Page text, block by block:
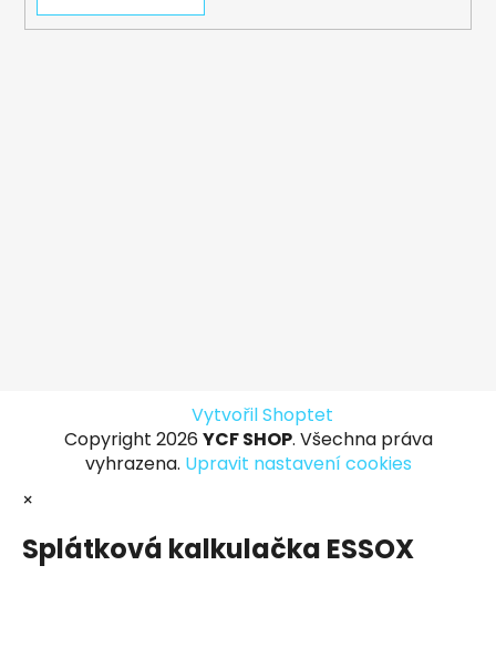
Vytvořil Shoptet
Copyright 2026 YCF SHOP. Všechna práva
vyhrazena. Upravit nastavení cookies
×
Splátková kalkulačka ESSOX